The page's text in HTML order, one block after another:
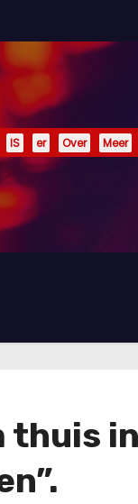
IS er Over Meer
thuis